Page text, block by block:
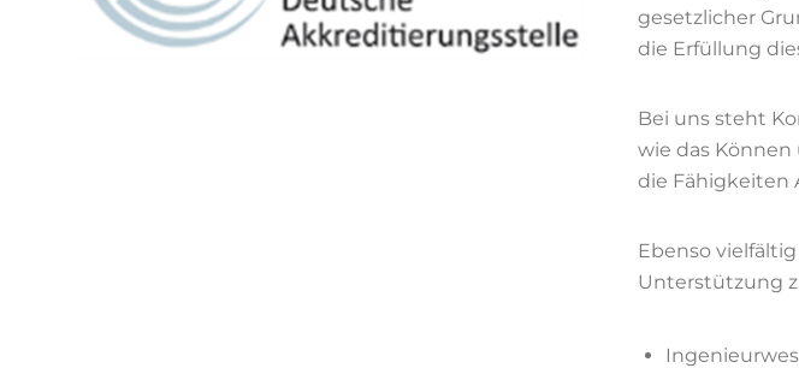
gesetzlicher
die Erfüllung
Bei uns steht
wie das
die Fähigkeiten
Ebenso
Unterstützung